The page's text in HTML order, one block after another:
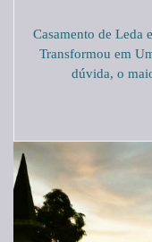
Casamento de Leda
Transformou em
dúvida, o